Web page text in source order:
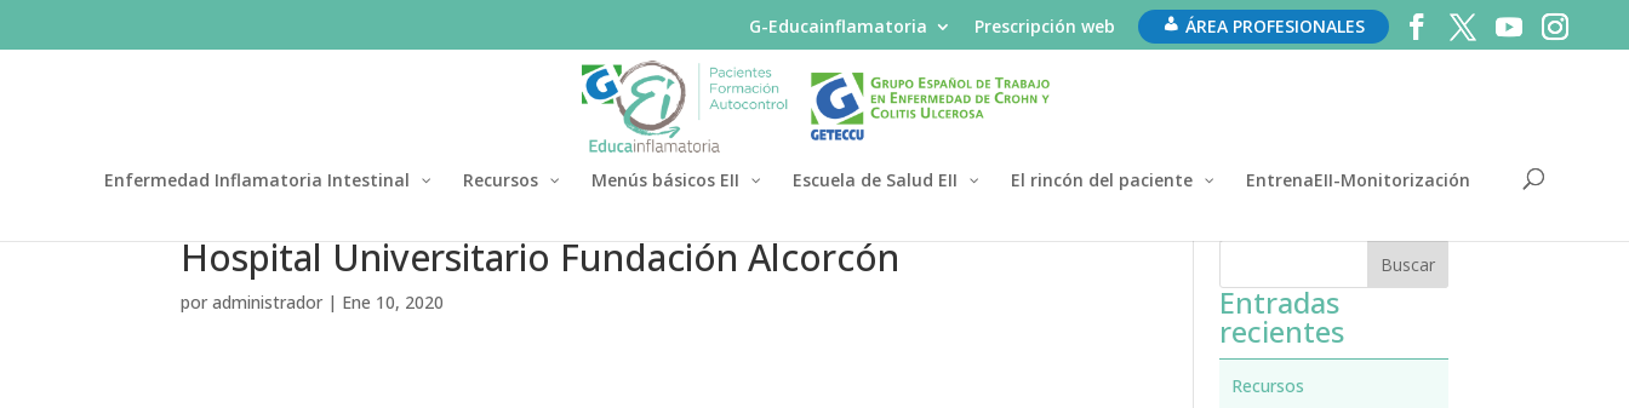
G-Educainflamatoria Prescripción web ÁREA PROFESIONALES
Enfermedad Inflamatoria Intestinal Recursos Menús básicos EII Escuela de Salud EII El rincón del paciente EntrenaEII-Monitorización
Hospital Universitario Fundación Alcorcón
poradministrador | Ene 10, 2020 Entradas
recientes
Recursos